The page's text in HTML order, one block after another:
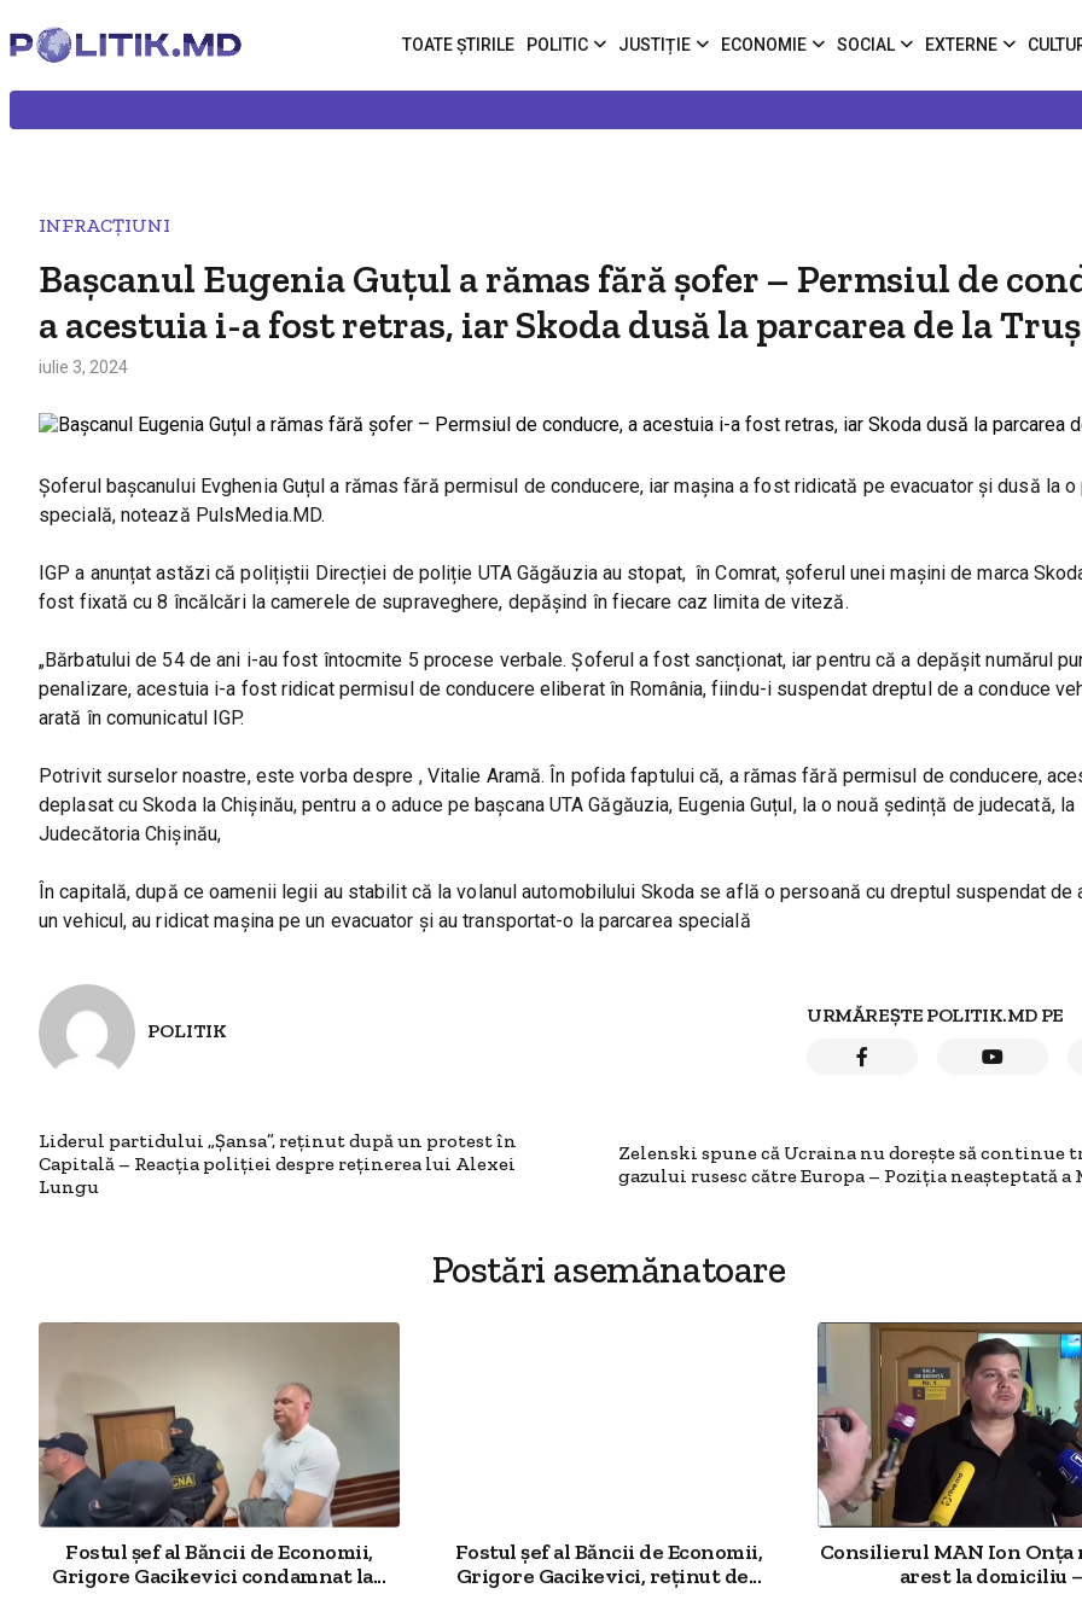
TOATE ȘTIRILE POLITIC JUSTIȚIE ECONOMIE SOCIAL EXTERNE
INFRACȚIUNI
Bașcanul Eugenia Guțul a rămas fără șofer – Permsiul de
a acestuia i-a fost retras, iar Skoda dusă la parcarea de la
iulie 3, 2024
Șoferul bașcanului Evghenia Guțul a rămas fără permisul de conducere, iar mașina a fost ridicată pe evacuator și dusă la o
specială, notează PulsMedia.MD.
IGP a anunțat astăzi că polițiștii Direcției de poliție UTA Găgăuzia au stopat, în Comrat, șoferul unei mașini de marca
fost fixată cu 8 încălcări la camerele de supraveghere, depășind în fiecare caz limita de viteză.
„Bărbatului de 54 de ani i-au fost întocmite 5 procese verbale. Șoferul a fost sancționat, iar pentru că a depășit numărul
penalizare, acestuia i-a fost ridicat permisul de conducere eliberat în România, fiindu-i suspendat dreptul de a conduce
arată în comunicatul IGP.
Potrivit surselor noastre, este vorba despre , Vitalie Aramă. În pofida faptului că, a rămas fără permisul de conducere,
deplasat cu Skoda la Chișinău, pentru a o aduce pe bașcana UTA Găgăuzia, Eugenia Guțul, la o nouă ședință de judecată, la
Judecătoria Chișinău,
În capitală, după ce oamenii legii au stabilit că la volanul automobilului Skoda se află o persoană cu dreptul suspendat de
un vehicul, au ridicat mașina pe un evacuator și au transportat-o la parcarea specială
POLITIK
URMĂREȘTE POLITIK.MD PE
Liderul partidului „Șansa”, reținut după un protest în
Capitală – Reacția poliției despre reținerea lui Alexei
Lungu
Zelenski spune că Ucraina nu dorește să continue
gazului rusesc către Europa – Poziția neașteptată a
Postări asemănatoare
Fostul șef al Băncii de Economii,
Grigore Gacikevici condamnat la...
Fostul șef al Băncii de Economii,
Grigore Gacikevici, reținut de...
Consilierul MAN Ion Onța
arest la domiciliu